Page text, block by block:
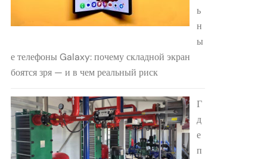
ь
н
ы
е телефоны Galaxy: почему складной экран
боятся зря — и в чем реальный риск
Г
д
е
п